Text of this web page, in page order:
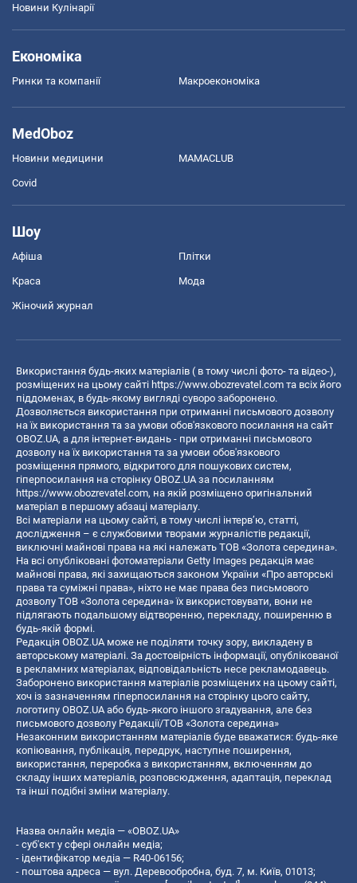
Новини Кулінарії
Економіка
Ринки та компанії Макроекономіка
MedOboz
Новини медицини MAMACLUB
Covid
Шоу
Афіша Плітки
Краса Мода
Жіночий журнал
Використання будь-яких матеріалів ( в тому числі фото- та відео-),
розміщених на цьому сайті https://www.obozrevatel.com та всіх його
піддоменах, в будь-якому вигляді суворо заборонено.
Дозволяється використання при отриманні письмового дозволу
на їх використання та за умови обов'язкового посилання на сайт
OBOZ.UA, а для інтернет-видань - при отриманні письмового
дозволу на їх використання та за умови обов'язкового
розміщення прямого, відкритого для пошукових систем,
гіперпосилання на сторінку OBOZ.UA за посиланням
https://www.obozrevatel.com, на якій розміщено оригінальний
матеріал в першому абзаці матеріалу.
Всі матеріали на цьому сайті, в тому числі інтерв’ю, статті,
дослідження – є службовими творами журналістів редакції,
виключні майнові права на які належать ТОВ «Золота середина».
На всі опубліковані фотоматеріали Getty Images редакція має
майнові права, які захищаються законом України «Про авторські
права та суміжні права», ніхто не має права без письмового
дозволу ТОВ «Золота середина» їх використовувати, вони не
підлягають подальшому відтворенню, перекладу, поширенню в
будь-якій формі.
Редакція OBOZ.UA може не поділяти точку зору, викладену в
авторському матеріалі. За достовірність інформації, опублікованої
в рекламних матеріалах, відповідальність несе рекламодавець.
Заборонено використання матеріалів розміщених на цьому сайті,
хоч із зазначенням гіперпосилання на сторінку цього сайту,
логотипу OBOZ.UA або будь-якого іншого згадування, але без
письмового дозволу Редакції/ТОВ «Золота середина»
Незаконним використанням матеріалів буде вважатися: будь-яке
копiювання, публiкацiя, передрук, наступне поширення,
використання, переробка з використанням, включенням до
складу інших матеріалів, розповсюдження, адаптація, переклад
та інші подібні зміни матеріалу.
Назва онлайн медіа — «OBOZ.UA»
- суб'єкт у сфері онлайн медіа;
- ідентифікатор медіа — R40-06156;
- поштова адреса — вул. Деревообробна, буд. 7, м. Київ, 01013;